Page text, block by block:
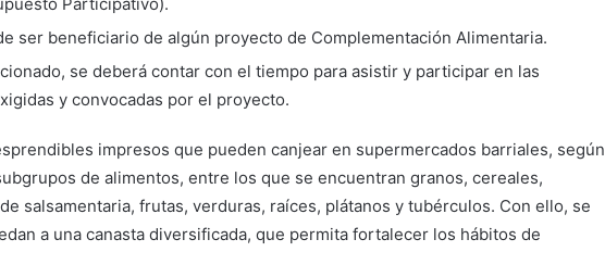
ser beneficiario de algún proyecto de Complementación Alimentaria.
se deberá contar con el tiempo para asistir y participar en las
y convocadas por el proyecto.
impresos que pueden canjear en supermercados barriales, según
de alimentos, entre los que se encuentran granos, cereales,
salsamentaria, frutas, verduras, raíces, plátanos y tubérculos. Con ello, se
a una canasta diversificada, que permita fortalecer los hábitos de